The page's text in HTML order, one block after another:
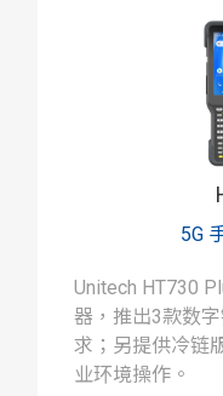
5G
Unitech HT730
器，推出3款数
求；另提供冷链
业环境操作。